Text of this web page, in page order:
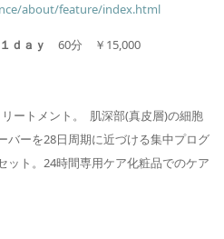
about/feature/index.html
ｄａｙ 60分 ￥ 15,000
ートメント。 肌深部(真皮層)の細胞
バーを28日周期に近づける集中プログ
ット。24時間専用ケア化粧品でのケア